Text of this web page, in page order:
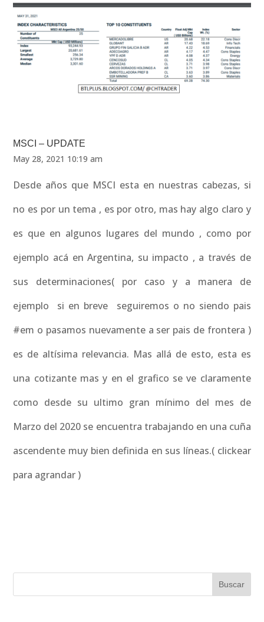
MSCI – UPDATE
May 28, 2021 10:19 am
Desde años que MSCI esta en nuestras cabezas, si
no es por un tema , es por otro, mas hay algo claro y
es que en algunos lugares del mundo , como por
ejemplo acá en Argentina, su impacto , a través de
sus determinaciones( por caso y a manera de
ejemplo si en breve seguiremos o no siendo pais
#em o pasamos nuevamente a ser pais de frontera )
es de altísima relevancia. Mas allá de esto, esta es
una cotizante mas y en el grafico se ve claramente
como desde su ultimo gran mínimo del mes de
Marzo del 2020 se encuentra trabajando en una cuña
ascendente muy bien definida en sus líneas.( clickear
para agrandar )